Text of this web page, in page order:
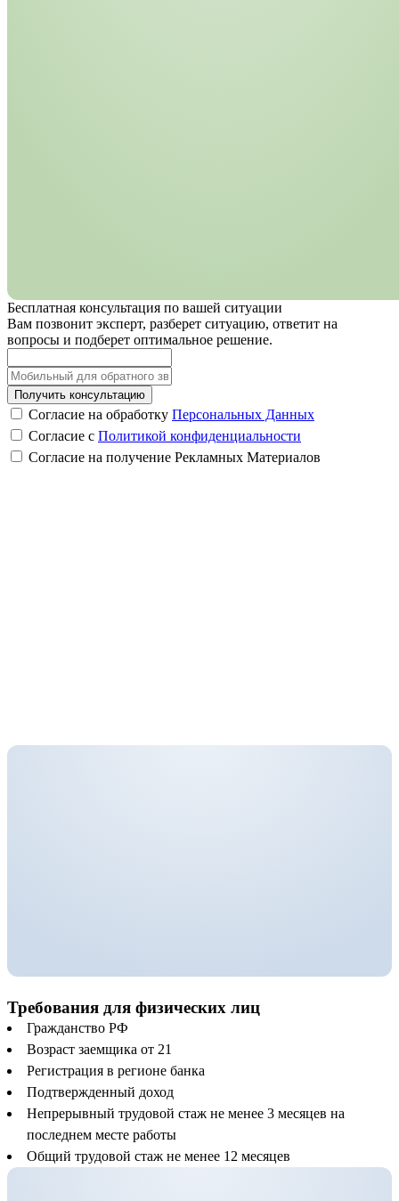
Бесплатная консультация по вашей ситуации
Вам позвонит эксперт, разберет ситуацию, ответит на
вопросы и подберет оптимальное решение.
Получить консультацию
Согласие на обработку Персональных Данных
Согласие с Политикой конфиденциальности
Согласие на получение Рекламных Материалов
Требования для физических лиц
Гражданство РФ
Возраст заемщика от 21
Регистрация в регионе банка
Подтвержденный доход
Непрерывный трудовой стаж не менее 3 месяцев на
последнем месте работы
Общий трудовой стаж не менее 12 месяцев